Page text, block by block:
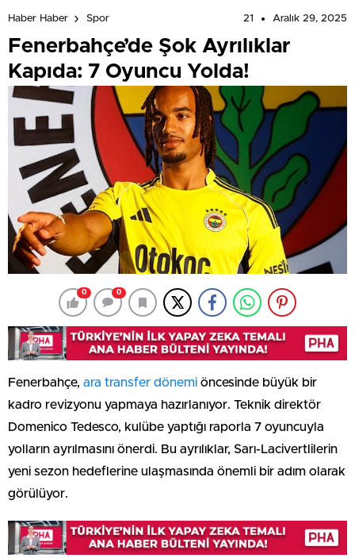
Haber Haber Spor 21 Aralık 29, 2025
Fenerbahçe’de Şok Ayrılıklar
Kapıda: 7 Oyuncu Yolda!
0 0
Fenerbahçe, ara transfer dönemi öncesinde büyük bir
kadro revizyonu yapmaya hazırlanıyor. Teknik direktör
Domenico Tedesco, kulübe yaptığı raporla 7 oyuncuyla
yolların ayrılmasını önerdi. Bu ayrılıklar, Sarı-Lacivertlilerin
yeni sezon hedeflerine ulaşmasında önemli bir adım olarak
görülüyor.